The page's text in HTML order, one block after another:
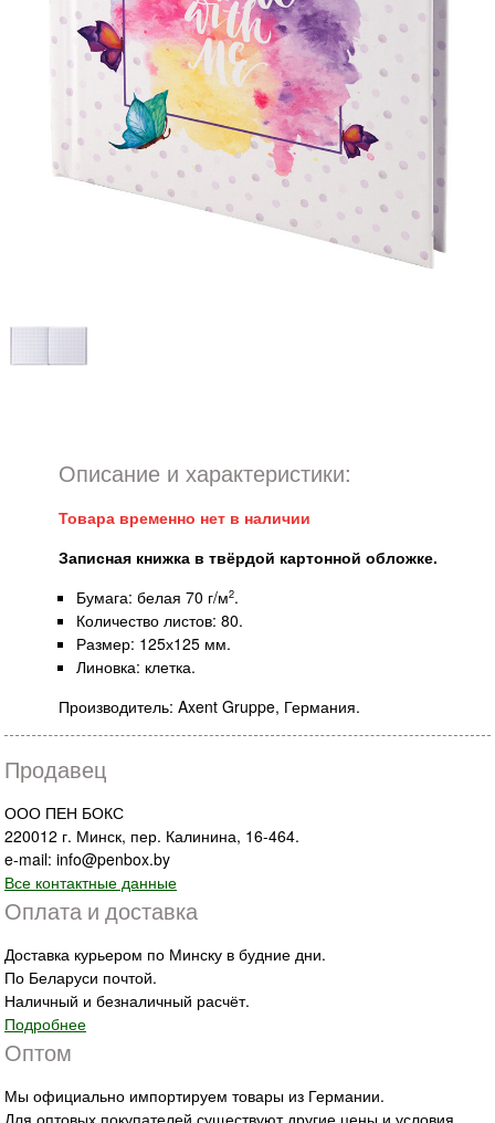
Описание и характеристики:
Товара временно нет в наличии
Записная книжка в твёрдой картонной обложке.
Бумага: белая 70 г/м2.
Количество листов: 80.
Размер: 125х125 мм.
Линовка: клетка.
Производитель: Axent Gruppe, Германия.
Продавец
ООО ПЕН БОКС
220012 г. Минск, пер. Калинина, 16-464.
e-mail: info@penbox.by
Все контактные данные
Оплата и доставка
Доставка курьером по Минску в будние дни.
По Беларуси почтой.
Наличный и безналичный расчёт.
Подробнее
Оптом
Мы официально импортируем товары из Германии.
Для оптовых покупателей существуют другие цены и условия